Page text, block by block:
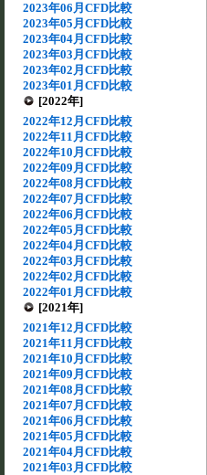
2023年06月CFD比較
2023年05月CFD比較
2023年04月CFD比較
2023年03月CFD比較
2023年02月CFD比較
2023年01月CFD比較
[2022年]
2022年12月CFD比較
2022年11月CFD比較
2022年10月CFD比較
2022年09月CFD比較
2022年08月CFD比較
2022年07月CFD比較
2022年06月CFD比較
2022年05月CFD比較
2022年04月CFD比較
2022年03月CFD比較
2022年02月CFD比較
2022年01月CFD比較
[2021年]
2021年12月CFD比較
2021年11月CFD比較
2021年10月CFD比較
2021年09月CFD比較
2021年08月CFD比較
2021年07月CFD比較
2021年06月CFD比較
2021年05月CFD比較
2021年04月CFD比較
2021年03月CFD比較